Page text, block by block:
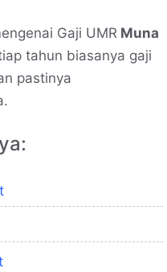
Gaji UMR Muna
tahun biasanya gaji
pastinya